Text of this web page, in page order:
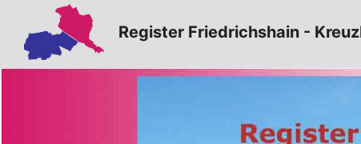
Inhalt
springen
Register Friedrichshain -